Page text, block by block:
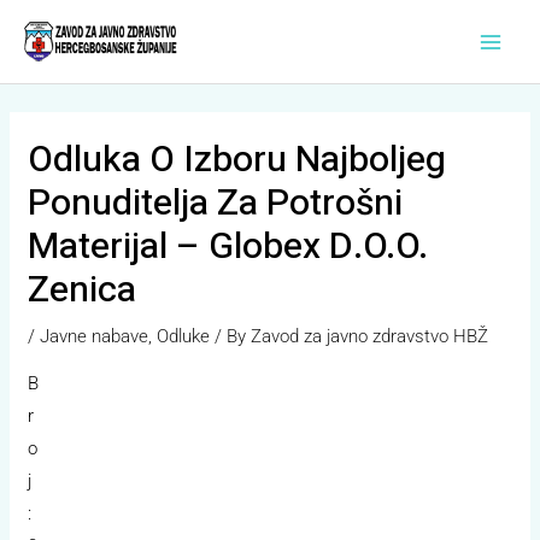
content
Odluka O Izboru Najboljeg
Ponuditelja Za Potrošni
Materijal – Globex D.o.o.
Zenica
/Javne nabave, Odluke / ByZavod za javno zdravstvo HBŽ
B
r
o
j
: